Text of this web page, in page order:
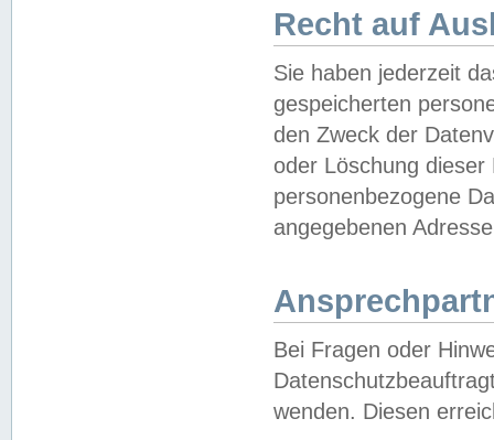
Recht auf
Sie haben jederzeit
gespeicherten
den Zweck der
oder Löschung
personenbezogene
angegebenen
Bei Fragen oder
wenden. Diesen